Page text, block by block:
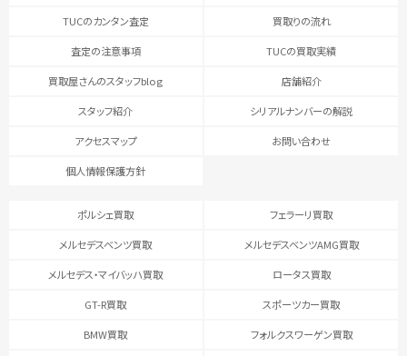
TUCのカンタン査定 買取りの流れ
査定の注意事項 TUCの買取実績
買取屋さんのスタッフblog 店舗紹介
スタッフ紹介 シリアルナンバーの解説
アクセスマップ お問い合わせ
個人情報保護方針
ポルシェ買取 フェラーリ買取
メルセデスベンツ買取 メルセデスベンツAMG買取
メルセデス・マイバッハ買取 ロータス買取
GT-R買取 スポーツカー買取
BMW買取 フォルクスワーゲン買取